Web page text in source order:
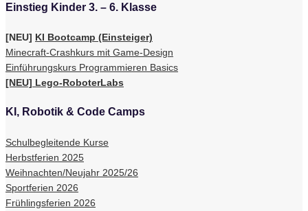
Einstieg Kinder 3. – 6. Klasse
[NEU] KI Bootcamp (Einsteiger)
Minecraft-Crashkurs mit Game-Design
Einführungskurs Programmieren Basics
[NEU] Lego-RoboterLabs
KI, Robotik & Code Camps
Schulbegleitende Kurse
Herbstferien 2025
Weihnachten/Neujahr 2025/26
Sportferien 2026
Frühlingsferien 2026